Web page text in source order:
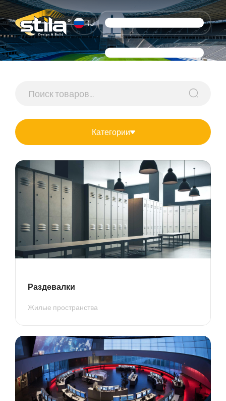
RU
Категории
Раздевалки
Жилые пространства